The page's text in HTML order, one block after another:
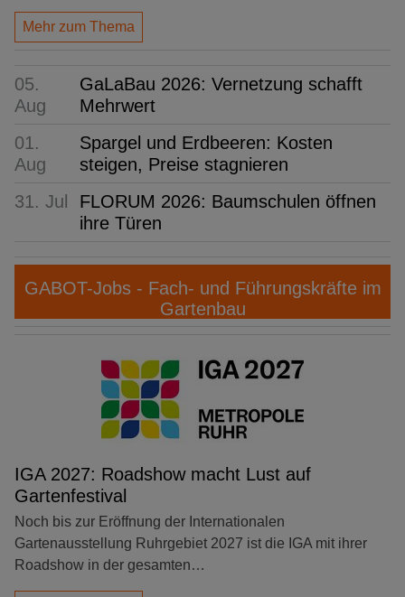
Mehr zum Thema
05.
Aug
GaLaBau 2026: Vernetzung schafft
Mehrwert
01.
Aug
Spargel und Erdbeeren: Kosten
steigen, Preise stagnieren
31. Jul
FLORUM 2026: Baumschulen öffnen
ihre Türen
GABOT-Jobs - Fach- und Führungskräfte im
Gartenbau
IGA 2027: Roadshow macht Lust auf
Gartenfestival
Noch bis zur Eröffnung der Internationalen
Gartenausstellung Ruhrgebiet 2027 ist die IGA mit ihrer
Roadshow in der gesamten…